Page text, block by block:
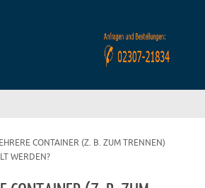
CONTAINER (Z. B. ZUM TRENNEN)
WERDEN?